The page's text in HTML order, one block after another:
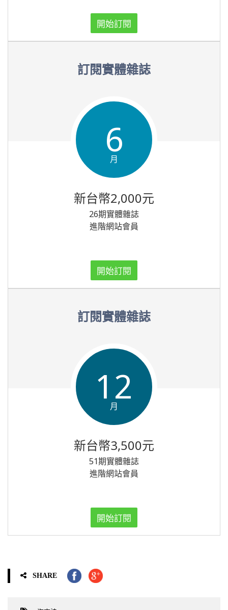
開始訂閱
訂閱實體雜誌
6
月
新台幣2,000元
26期實體雜誌
進階網站會員
開始訂閱
訂閱實體雜誌
12
月
新台幣3,500元
51期實體雜誌
進階網站會員
開始訂閱
SHARE